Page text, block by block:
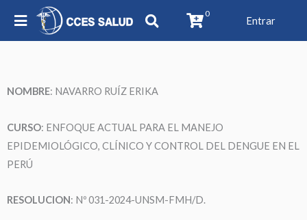
0
Entrar
NOMBRE: NAVARRO RUÍZ ERIKA
CURSO: ENFOQUE ACTUAL PARA EL MANEJO
EPIDEMIOLÓGICO, CLÍNICO Y CONTROL DEL DENGUE EN EL
PERÚ
RESOLUCION: Nº 031-2024-UNSM-FMH/D.